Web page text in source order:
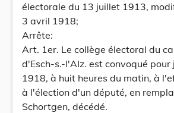
électorale du 13 juillet 1913,
3 avril 1918;
Arrête:
Art. 1er. Le collège électoral du
d'Esch-s.-l'AIz. est convoqué pour
1918, à huit heures du matin, à
à l'élection d'un député, en
Schortgen, décédé.